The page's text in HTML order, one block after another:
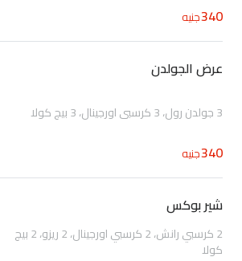
340جنيه
عرض الجولدن
3 جولدن رول، 3 كرسبي اورجينال، 3 بيج كولا
340جنيه
شير بوكس
2 كرسبي رانش، 2 كرسبي اورجينال، 2 ريزو، 2 بيج
كولا